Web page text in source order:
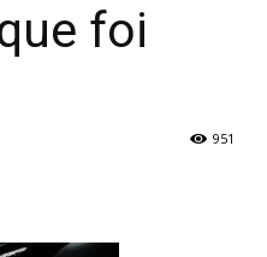
foi
951